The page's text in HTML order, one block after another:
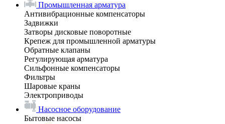
Промышленная арматура
Антивибрационные компенсаторы
Задвижки
Затворы дисковые поворотные
Крепеж для промышленной арматуры
Обратные клапаны
Регулирующая арматура
Сильфонные компенсаторы
Фильтры
Шаровые краны
Электроприводы
Насосное оборудование
Бытовые насосы